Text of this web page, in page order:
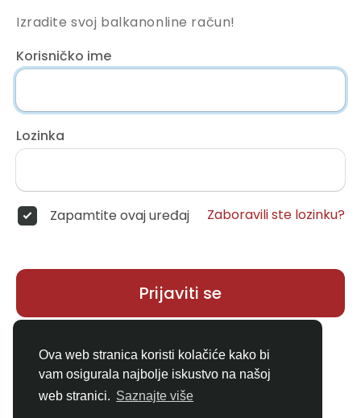
Ova web stranica koristi kolačiće kako bi
vam osigurala najbolje iskustvo na našoj
web stranici. Saznajte više
Izradite svoj balkanonline račun!
Korisničko ime
Lozinka
Zapamtite ovaj uređaj Zaboravili ste lozinku?
Prijaviti se